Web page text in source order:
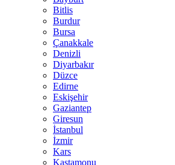
Bitlis
Burdur
Bursa
Çanakkale
Denizli
Diyarbakır
Düzce
Edirne
Eskişehir
Gaziantep
Giresun
İstanbul
İzmir
Kars
Kastamonu